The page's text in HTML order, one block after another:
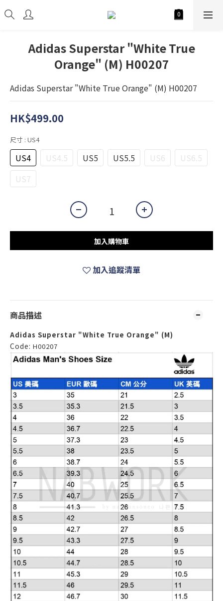
Adidas Superstar "White True
Orange" (M) H00207
Adidas Superstar "White True Orange" (M) H00207
HK$499.00
尺寸 : US4
US4 US4.5 US5 US5.5 US6
US6.5
US7
加入購物車
加入追蹤清單
商品描述
Adidas Superstar "White True Orange" (M)
Code: H00207